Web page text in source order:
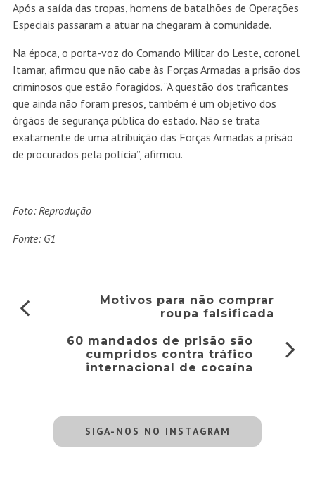
Após a saída das tropas, homens de batalhões de Operações
Especiais passaram a atuar na chegaram à comunidade.
Na época, o porta-voz do Comando Militar do Leste, coronel
Itamar, afirmou que não cabe às Forças Armadas a prisão dos
criminosos que estão foragidos. “A questão dos traficantes
que ainda não foram presos, também é um objetivo dos
órgãos de segurança pública do estado. Não se trata
exatamente de uma atribuição das Forças Armadas a prisão
de procurados pela polícia”, afirmou.
Foto: Reprodução
Fonte: G1
Motivos para não comprar
roupa falsificada
60 mandados de prisão são
cumpridos contra tráfico
internacional de cocaína
SIGA-NOS NO INSTAGRAM